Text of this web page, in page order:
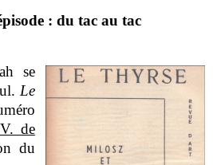
: du tac au tac
se
Le
de
du